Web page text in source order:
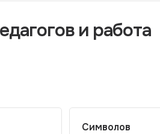
и работа
Символов